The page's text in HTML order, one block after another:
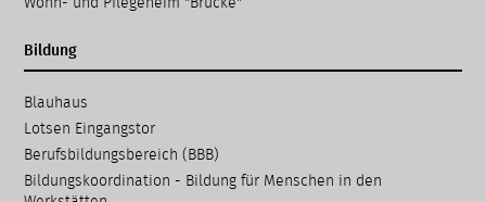
Wohn- und Pflegeheim "Brücke"
Bildung
Navigation
überspringen
Blauhaus
Lotsen Eingangstor
Berufsbildungsbereich (BBB)
Bildungskoordination - Bildung für Menschen in den